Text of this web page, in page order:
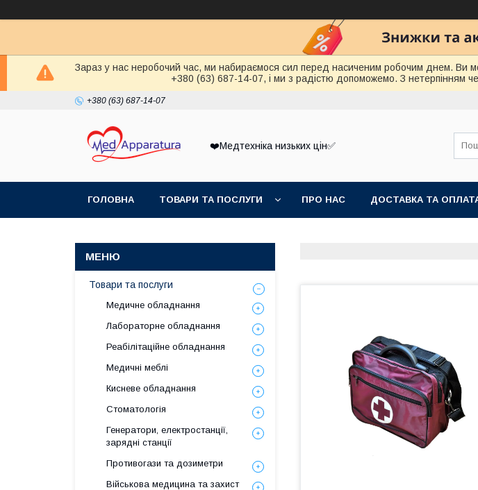
Зараз у нас неробочий час, ми набираємося сил перед насиченим робочим днем. Ви
+380 (63) 687-14-07, і ми з радістю допоможемо. З нетерпінням
+380 (63) 687-14-07
❤️Медтехніка низьких цін✅
ГОЛОВНА ТОВАРИ ТА ПОСЛУГИ ПРО НАС ДОСТАВКА ТА
Товари та послуги
Медичне обладнання
Лабораторне обладнання
Реабілітаційне обладнання
Медичні меблі
Кисневе обладнання
Стоматологія
Генератори, електростанції,
зарядні станції
Противогази та дозиметри
Військова медицина та захист